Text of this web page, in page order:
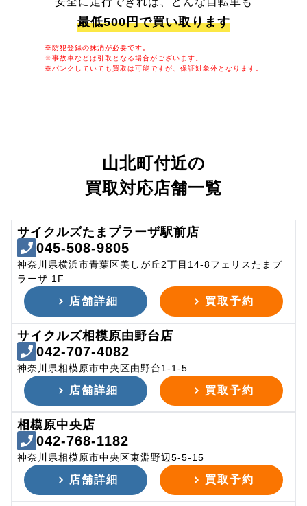
最低500円で買い取ります
※防犯登録の抹消が必要です。
※事故車などは引取となる場合がございます。
※パンクしていても買取は可能ですが、保証対象外となります。
山北町付近の
買取対応店舗一覧
サイクルズたまプラーザ駅前店
045-508-9805
神奈川県横浜市青葉区美しが丘2丁目14-8フェリスたまプ
ラーザ 1F
店舗詳細 買取予約
サイクルズ相模原由野台店
042-707-4082
神奈川県相模原市中央区由野台1-1-5
店舗詳細 買取予約
相模原中央店
042-768-1182
神奈川県相模原市中央区東淵野辺5-5-15
店舗詳細 買取予約